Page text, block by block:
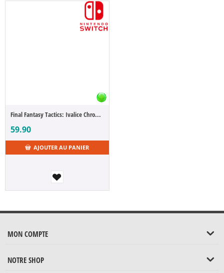
Final Fantasy Tactics: Ivalice Chronicles [NSW]
59.90
AJOUTER AU PANIER
MON COMPTE
NOTRE SHOP